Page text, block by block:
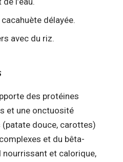
délayée.
avec du riz.
des protéines
et une onctuosité
douce, carottes)
et du bêta-
nourrissant et calorique,